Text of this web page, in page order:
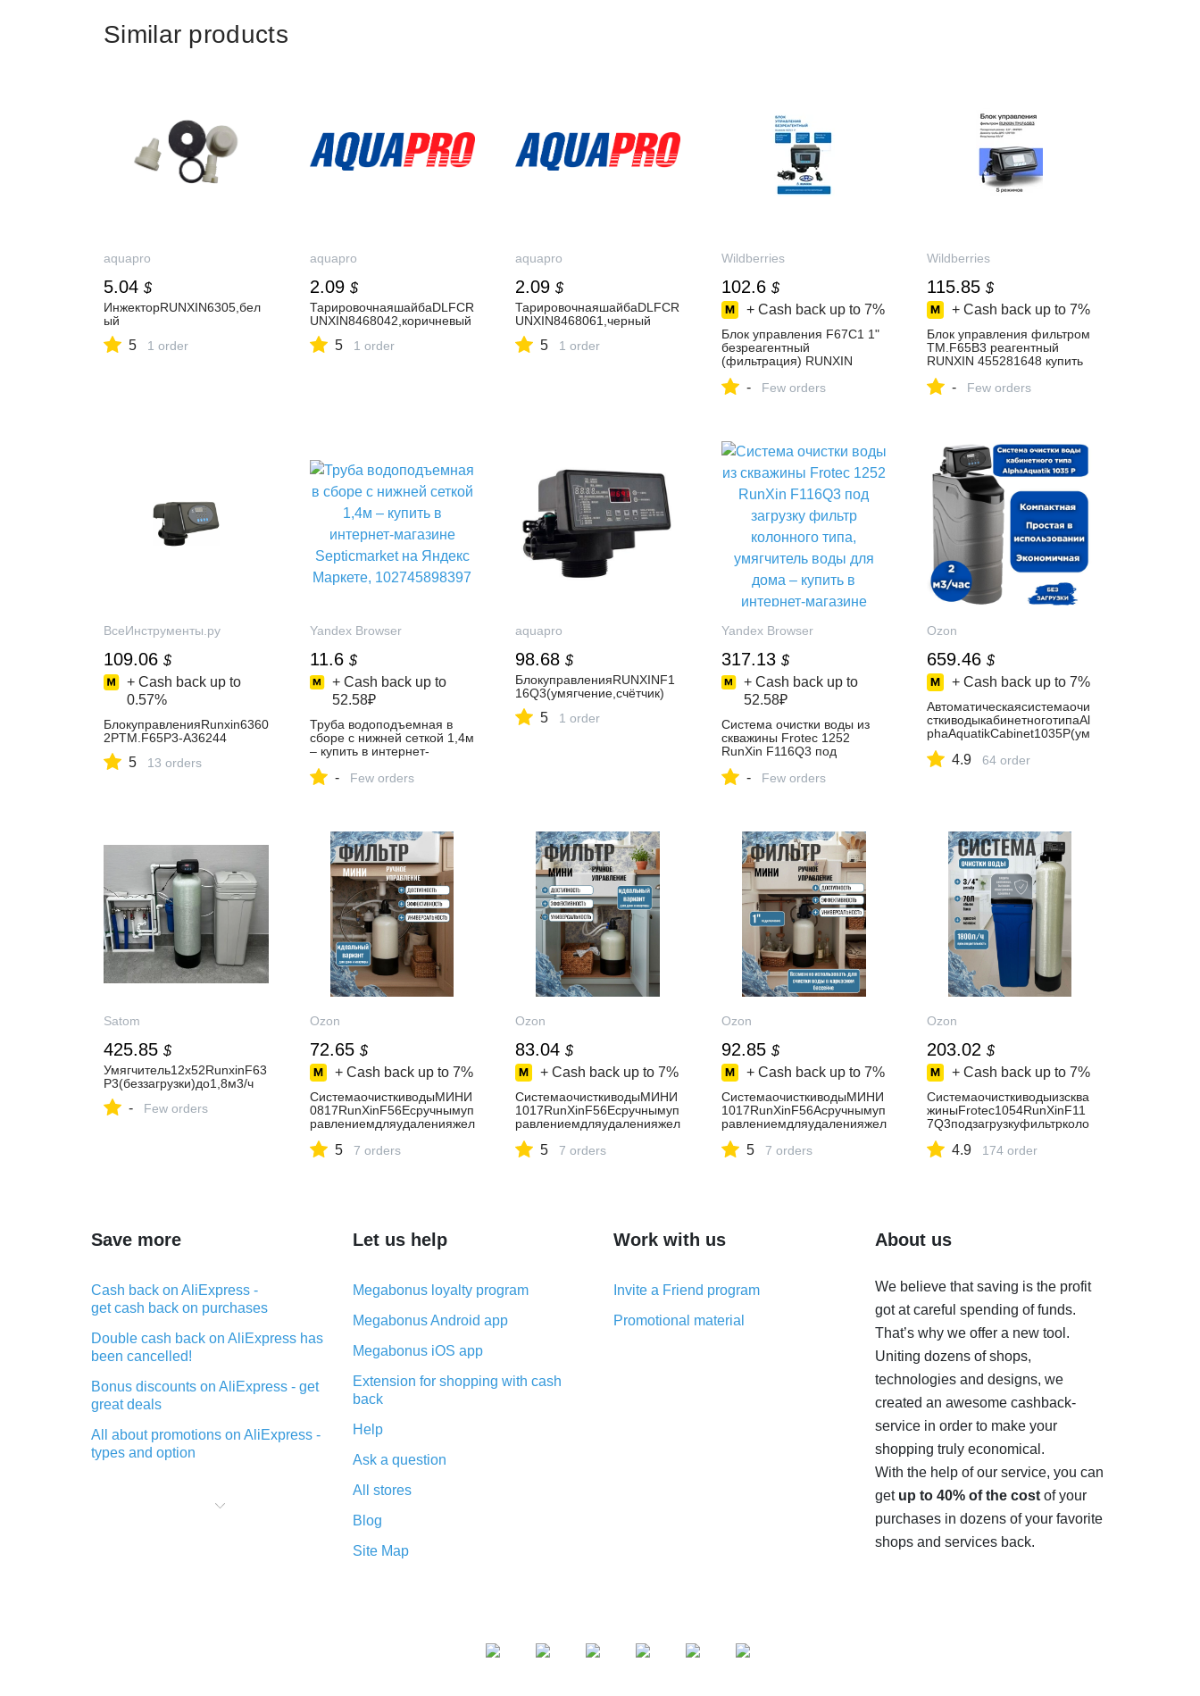
Similar products
aquapro
5.04 $
ИнжекторRUNXIN6305,бел
ый
5 1 order
aquapro
2.09 $
ТарировочнаяшайбаDLFCR
UNXIN8468042,коричневый
5 1 order
aquapro
2.09 $
ТарировочнаяшайбаDLFCR
UNXIN8468061,черный
5 1 order
Wildberries
102.6 $
+ Cash back up to 7%
Блок управления F67C1 1"
безреагентный
(фильтрация) RUNXIN
₽ в интернет‑магазине
- Few orders
Wildberries
115.85 $
+ Cash back up to 7%
Блок управления фильтром
TM.F65B3 реагентный
RUNXIN 455281648 купить
интернет‑магазине
- Few orders
ВсеИнструменты.ру
109.06 $
+ Cash back up to
0.57%
БлокуправленияRunxin6360
2PTM.F65P3-A36244
5 13 orders
Yandex Browser
11.6 $
+ Cash back up to
52.58₽
Труба водоподъемная в
сборе с нижней сеткой 1,4м
– купить в интернет-
Яндекс Маркете,
- Few orders
aquapro
98.68 $
БлокуправленияRUNXINF1
16Q3(умягчение,счётчик)
5 1 order
Yandex Browser
317.13 $
+ Cash back up to
52.58₽
Система очистки воды из
скважины Frotec 1252
RunXin F116Q3 под
типа, умягчитель воды для
102008662967
- Few orders
Ozon
659.46 $
+ Cash back up to 7%
Автоматическаясистемаочи
сткиводыкабинетноготипаAl
phaAquatikCabinet1035P(ум
арганцаидр.)
4.9 64 order
Satom
425.85 $
Умягчитель12х52RunxinF63
P3(беззагрузки)до1,8м3/ч
- Few orders
Ozon
72.65 $
+ Cash back up to 7%
СистемаочисткиводыМИНИ
0817RunXinF56Есручнымуп
равлениемдляудаленияжел
а,компактногоразмера
5 7 orders
Ozon
83.04 $
+ Cash back up to 7%
СистемаочисткиводыМИНИ
1017RunXinF56Есручнымуп
равлениемдляудаленияжел
а,компактногоразмера
5 7 orders
Ozon
92.85 $
+ Cash back up to 7%
СистемаочисткиводыМИНИ
1017RunXinF56Асручнымуп
равлениемдляудаленияжел
а,компактногоразмера
5 7 orders
Ozon
203.02 $
+ Cash back up to 7%
Системаочисткиводыизсква
жиныFrotec1054RunXinF11
7Q3подзагрузкуфильтрколо
длядома
4.9 174 order
Save more
Cash back on AliExpress -
get cash back on purchases
Double cash back on AliExpress has
been cancelled!
Bonus discounts on AliExpress - get
great deals
All about promotions on AliExpress -
types and option
purchases on AliExpress - short and
Let us help
Megabonus loyalty program
Megabonus Android app
Megabonus iOS app
Extension for shopping with cash
back
Help
Ask a question
All stores
Blog
Site Map
Work with us
Invite a Friend program
Promotional material
About us
We believe that saving is the profit
got at careful spending of funds.
That’s why we offer a new tool.
Uniting dozens of shops,
technologies and designs, we
created an awesome cashback-
service in order to make your
shopping truly economical.
With the help of our service, you can
get up to 40% of the costof your
purchases in dozens of your favorite
shops and services back.